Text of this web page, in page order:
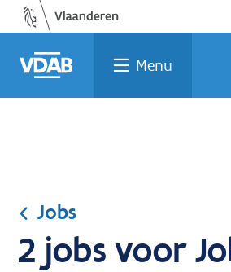
Ga
naar
de
inhoud
Vind
een
job
Vind
een
opleiding
Welke
job
past
bij
Terug
naar
home
Menu
Jobs
2 jobs voor